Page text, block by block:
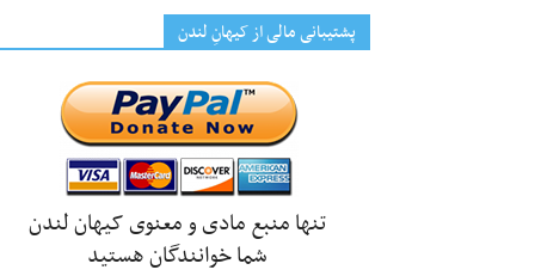
پشتیبانی مالی از کیهانِ لندن
تنها منبع مادی و معنوی کیهان لندن
شما خوانندگان هستید